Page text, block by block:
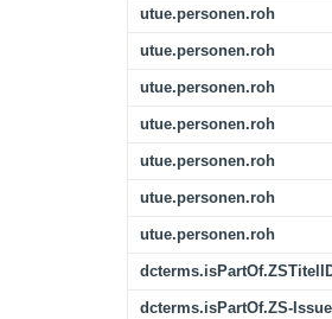
utue.personen.roh
utue.personen.roh
utue.personen.roh
utue.personen.roh
utue.personen.roh
utue.personen.roh
utue.personen.roh
dcterms.isPartOf.ZS-Issue